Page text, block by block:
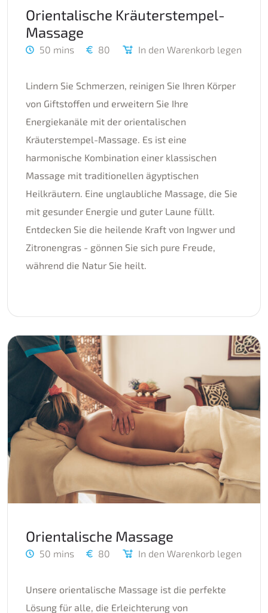
Orientalische Kräuterstempel-
Massage
50 mins 80 In den Warenkorb legen
Lindern Sie Schmerzen, reinigen Sie Ihren Körper
von Giftstoffen und erweitern Sie Ihre
Energiekanäle mit der orientalischen
Kräuterstempel-Massage. Es ist eine
harmonische Kombination einer klassischen
Massage mit traditionellen ägyptischen
Heilkräutern. Eine unglaubliche Massage, die Sie
mit gesunder Energie und guter Laune füllt.
Entdecken Sie die heilende Kraft von Ingwer und
Zitronengras - gönnen Sie sich pure Freude,
während die Natur Sie heilt.
Orientalische Massage
50 mins 80 In den Warenkorb legen
Unsere orientalische Massage ist die perfekte
Lösung für alle, die Erleichterung von